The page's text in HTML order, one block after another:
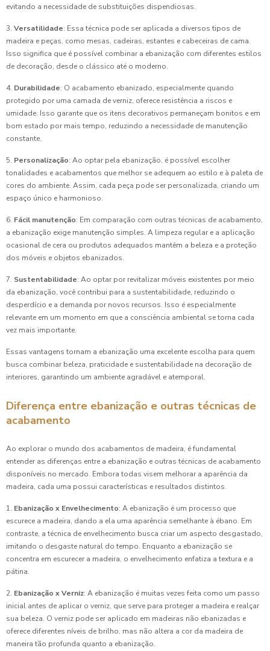
evitando a necessidade de substituições dispendiosas.
3. Versatilidade: Essa técnica pode ser aplicada a diversos tipos de
madeira e peças, como mesas, cadeiras, estantes e cabeceiras de cama.
Isso significa que é possível combinar a ebanização com diferentes estilos
de decoração, desde o clássico até o moderno.
4. Durabilidade: O acabamento ebanizado, especialmente quando
protegido por uma camada de verniz, oferece resistência a riscos e
umidade. Isso garante que os itens decorativos permaneçam bonitos e em
bom estado por mais tempo, reduzindo a necessidade de manutenção
constante.
5. Personalização: Ao optar pela ebanização, é possível escolher
tonalidades e acabamentos que melhor se adequem ao estilo e à paleta de
cores do ambiente. Assim, cada peça pode ser personalizada, criando um
espaço único e harmonioso.
6. Fácil manutenção: Em comparação com outras técnicas de acabamento,
a ebanização exige manutenção simples. A limpeza regular e a aplicação
ocasional de cera ou produtos adequados mantêm a beleza e a proteção
dos móveis e objetos ebanizados.
7. Sustentabilidade: Ao optar por revitalizar móveis existentes por meio
da ebanização, você contribui para a sustentabilidade, reduzindo o
desperdício e a demanda por novos recursos. Isso é especialmente
relevante em um momento em que a consciência ambiental se torna cada
vez mais importante.
Essas vantagens tornam a ebanização uma excelente escolha para quem
busca combinar beleza, praticidade e sustentabilidade na decoração de
interiores, garantindo um ambiente agradável e atemporal.
Diferença entre ebanização e outras técnicas de
acabamento
Ao explorar o mundo dos acabamentos de madeira, é fundamental
entender as diferenças entre a ebanização e outras técnicas de acabamento
disponíveis no mercado. Embora todas visem melhorar a aparência da
madeira, cada uma possui características e resultados distintos.
1. Ebanização x Envelhecimento: A ebanização é um processo que
escurece a madeira, dando a ela uma aparência semelhante à ébano. Em
contraste, a técnica de envelhecimento busca criar um aspecto desgastado,
imitando o desgaste natural do tempo. Enquanto a ebanização se
concentra em escurecer a madeira, o envelhecimento enfatiza a textura e a
pátina.
2. Ebanização x Verniz: A ebanização é muitas vezes feita como um passo
inicial antes de aplicar o verniz, que serve para proteger a madeira e realçar
sua beleza. O verniz pode ser aplicado em madeiras não ebanizadas e
oferece diferentes níveis de brilho, mas não altera a cor da madeira de
maneira tão profunda quanto a ebanização.